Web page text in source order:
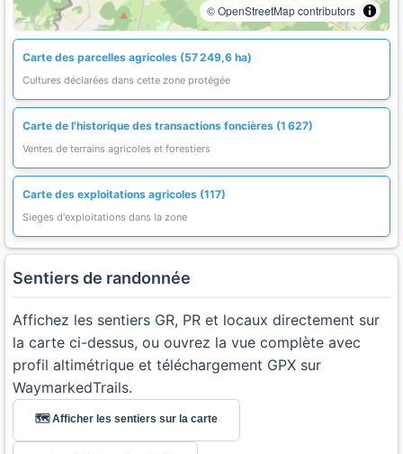
© OpenStreetMap contributors
Carte des parcelles agricoles (57 249,6 ha)
Cultures déclarées dans cette zone protégée
Carte de l'historique des transactions foncières (1 627)
Ventes de terrains agricoles et forestiers
Carte des exploitations agricoles (117)
Sieges d'exploitations dans la zone
Sentiers de randonnée
Affichez les sentiers GR, PR et locaux directement sur
la carte ci-dessus, ou ouvrez la vue complète avec
profil altimétrique et téléchargement GPX sur
WaymarkedTrails.
🗺️ Afficher les sentiers sur la carte